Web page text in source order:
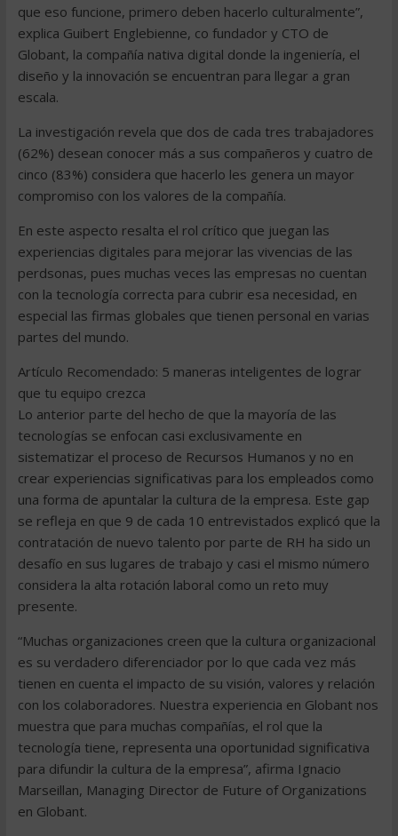
que eso funcione, primero deben hacerlo culturalmente”,
explica Guibert Englebienne, co fundador y CTO de
Globant, la compañía nativa digital donde la ingeniería, el
diseño y la innovación se encuentran para llegar a gran
escala.
La investigación revela que dos de cada tres trabajadores
(62%) desean conocer más a sus compañeros y cuatro de
cinco (83%) considera que hacerlo les genera un mayor
compromiso con los valores de la compañía.
En este aspecto resalta el rol crítico que juegan las
experiencias digitales para mejorar las vivencias de las
perdsonas, pues muchas veces las empresas no cuentan
con la tecnología correcta para cubrir esa necesidad, en
especial las firmas globales que tienen personal en varias
partes del mundo.
Artículo Recomendado: 5 maneras inteligentes de lograr
que tu equipo crezca
Lo anterior parte del hecho de que la mayoría de las
tecnologías se enfocan casi exclusivamente en
sistematizar el proceso de Recursos Humanos y no en
crear experiencias significativas para los empleados como
una forma de apuntalar la cultura de la empresa. Este gap
se refleja en que 9 de cada 10 entrevistados explicó que la
contratación de nuevo talento por parte de RH ha sido un
desafío en sus lugares de trabajo y casi el mismo número
considera la alta rotación laboral como un reto muy
presente.
“Muchas organizaciones creen que la cultura organizacional
es su verdadero diferenciador por lo que cada vez más
tienen en cuenta el impacto de su visión, valores y relación
con los colaboradores. Nuestra experiencia en Globant nos
muestra que para muchas compañías, el rol que la
tecnología tiene, representa una oportunidad significativa
para difundir la cultura de la empresa”, afirma Ignacio
Marseillan, Managing Director de Future of Organizations
en Globant.